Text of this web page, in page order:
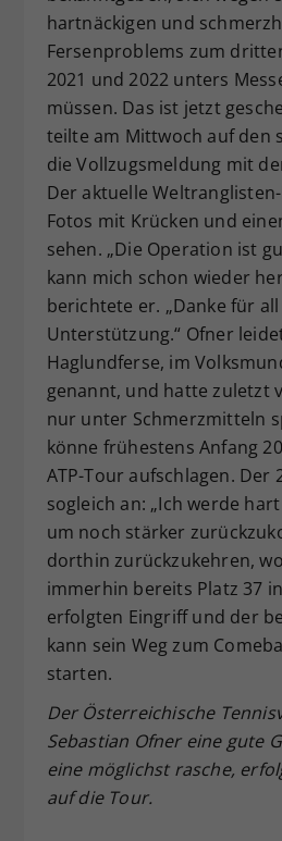
hartnäckigen und
Fersenproblems zum
2021 und 2022 unters
müssen. Das ist jetzt
teilte am Mittwoch auf den
die Vollzugsmeldung mit
Der aktuelle
Fotos mit Krücken und
sehen. „Die Operation ist
kann mich schon wieder
berichtete er. „Danke für
Unterstützung.“ Ofner
Haglundferse, im
genannt, und hatte zuletzt
nur unter Schmerzmitteln
könne frühestens Anfang
ATP-Tour aufschlagen. Der
sogleich an: „Ich werde
um noch stärker
dorthin zurückzukehren,
immerhin bereits Platz 37
erfolgten Eingriff und der
kann sein Weg zum
starten.
Der Österreichische
Sebastian Ofner eine gute
eine möglichst rasche,
auf die Tour.
Zweck
Dieser Wert
Einstellungen.
zufällig
historische
vorgenommen
Webseiten-
hat.